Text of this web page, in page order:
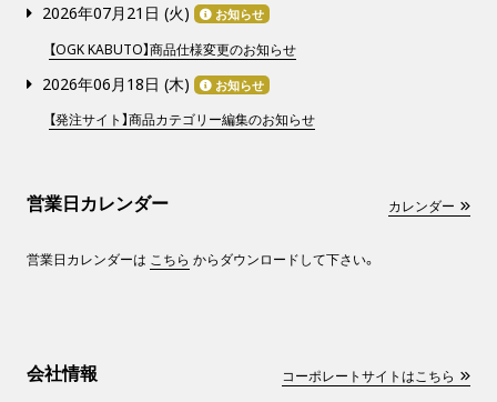
2026年07月21日 (火) お知らせ
【OGK KABUTO】商品仕様変更のお知らせ
2026年06月18日 (木) お知らせ
【発注サイト】商品カテゴリー編集のお知らせ
営業日カレンダー カレンダー
営業日カレンダーは こちら からダウンロードして下さい。
会社情報 コーポレートサイトはこちら